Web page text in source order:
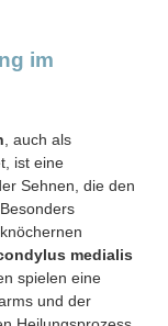
im
, auch als
ist eine
Sehnen, die den
medialis
spielen eine
und der